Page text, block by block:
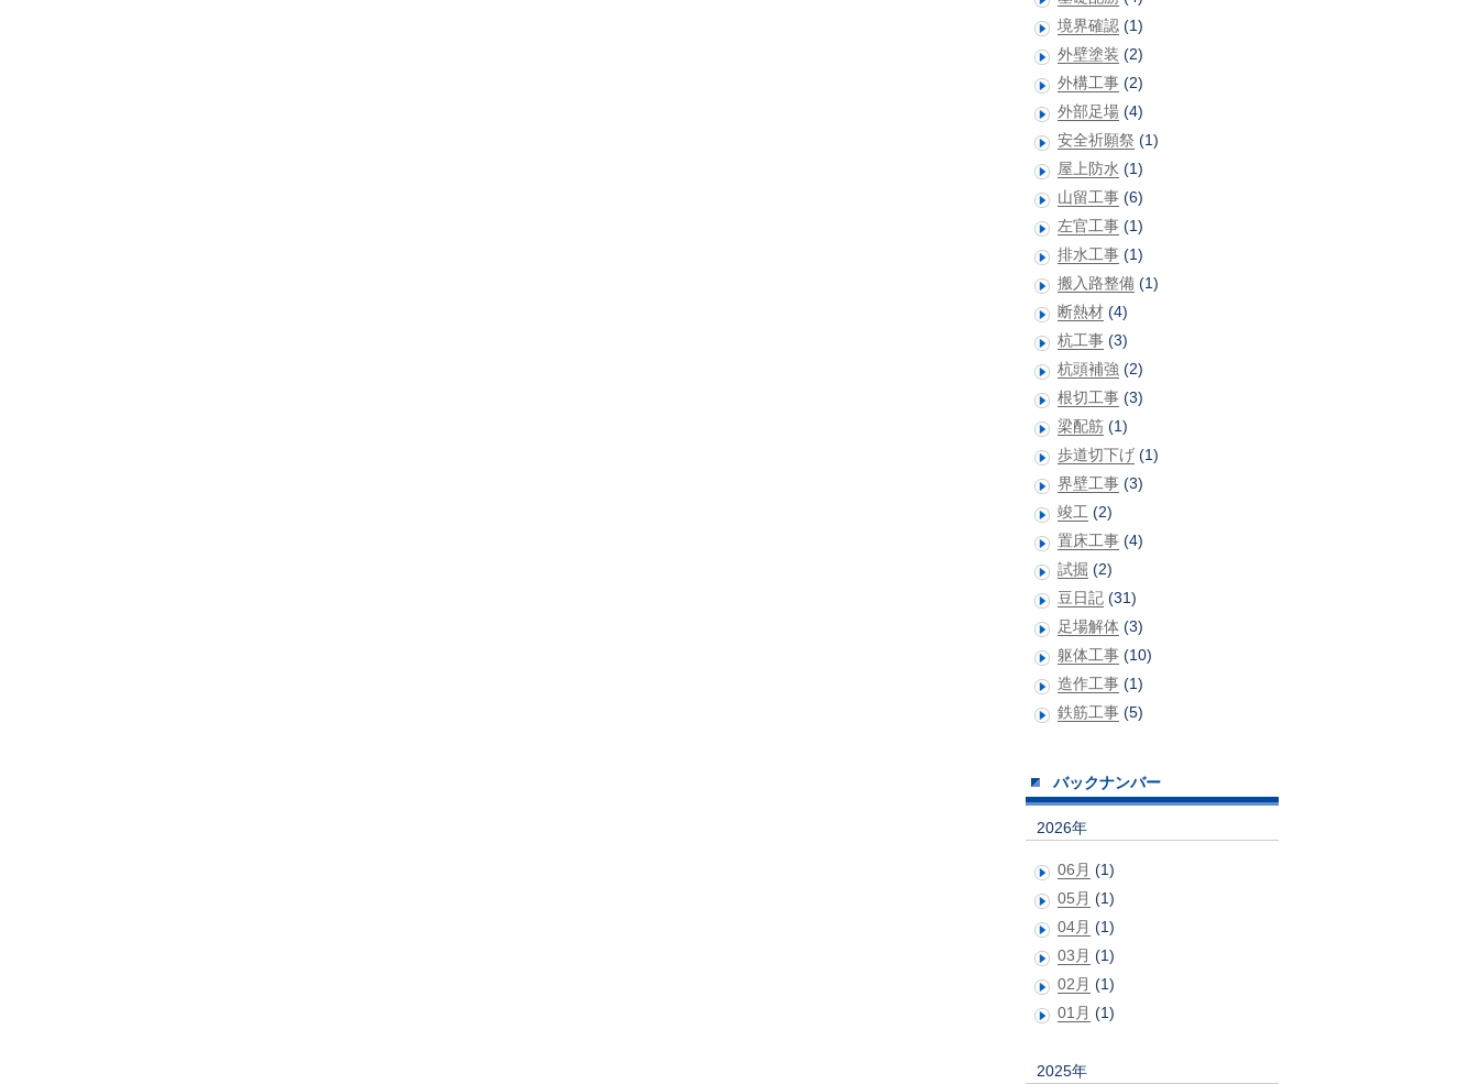
境界確認 (1)
外壁塗装 (2)
外構工事 (2)
外部足場 (4)
安全祈願祭 (1)
屋上防水 (1)
山留工事 (6)
左官工事 (1)
排水工事 (1)
搬入路整備 (1)
断熱材 (4)
杭工事 (3)
杭頭補強 (2)
根切工事 (3)
梁配筋 (1)
歩道切下げ (1)
界壁工事 (3)
竣工 (2)
置床工事 (4)
試掘 (2)
豆日記 (31)
足場解体 (3)
躯体工事 (10)
造作工事 (1)
鉄筋工事 (5)
バックナンバー
2026年
06月 (1)
05月 (1)
04月 (1)
03月 (1)
02月 (1)
01月 (1)
2025年